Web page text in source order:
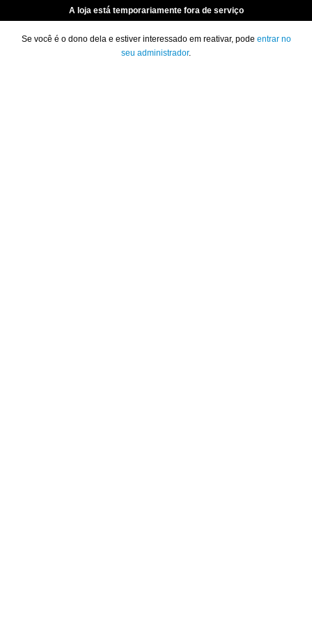
A loja está temporariamente fora de serviço
Se você é o dono dela e estiver interessado em reativar, pode entrar no
seu administrador.